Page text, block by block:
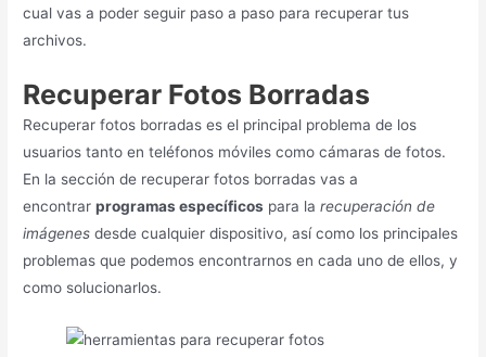
cual vas a poder seguir paso a paso para recuperar tus
archivos.
Recuperar Fotos Borradas
Recuperar fotos borradas es el principal problema de los
usuarios tanto en teléfonos móviles como cámaras de fotos.
En la sección de recuperar fotos borradas vas a
encontrarprogramas específicos para larecuperación de
imágenes desde cualquier dispositivo, así como los principales
problemas que podemos encontrarnos en cada uno de ellos, y
como solucionarlos.